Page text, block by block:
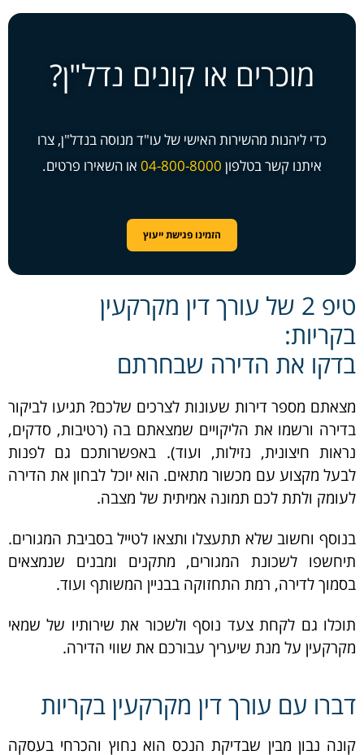
כדי ליהנות מהשירות האישי של עו"ד מנוסה בנדל"ן, צרו
איתנו קשר בטלפון 04-800-8000 או השאירו פרטים.
מוכרים או קונים נדל"ן?
הזמינו פגישת ייעוץ
טיפ 2 של עורך דין מקרקעין
בקריות:
בדקו את הדירה שבחרתם
מצאתם מספר דירות שעונות לצרכים שלכם? תגיעו לביקור
בדירה ורשמו את הליקויים שמצאתם בה (רטיבות, סדקים,
נראות חיצונית, נזילות, ועוד). באפשרותכם גם לפנות
לבעל מקצוע עם מכשור מתאים. הוא יוכל לבחון את הדירה
לעומק ולתת לכם תמונה אמיתית של מצבה.
בנוסף וחשוב שלא תתעצלו ותצאו לטייל בסביבת המגורים.
תיחשפו לשכונת המגורים, מתקנים ומבנים שנמצאים
בסמוך לדירה, רמת התחזוקה בבניין המשותף ועוד.
תוכלו גם לקחת צעד נוסף ולשכור את שירותיו של שמאי
מקרקעין על מנת שיעריך עבורכם את שווי הדירה.
דברו עם עורך דין מקרקעין בקריות
קונה נבון מבין שבדיקת הנכס הוא נחוץ והכרחי בעסקה